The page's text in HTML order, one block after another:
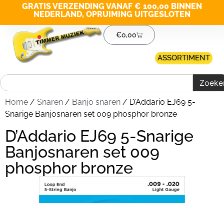
GRATIS VERZENDING VANAF € 100,00 BINNEN
NEDERLAND, OPRUIMING UITGESLOTEN
€0,00
ASSORTIMENT
Home / Snaren / Banjo snaren / D’Addario EJ69 5-
Snarige Banjosnaren set 009 phosphor bronze
D’Addario EJ69 5-Snarige
Banjosnaren set 009
phosphor bronze